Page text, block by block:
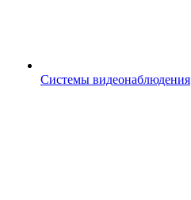
Системы видеонаблюдения